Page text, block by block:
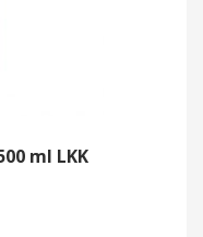
ml LKK